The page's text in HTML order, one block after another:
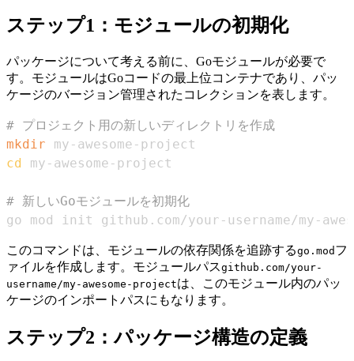
ステップ1：モジュールの初期化
パッケージについて考える前に、Goモジュールが必要で
す。モジュールはGoコードの最上位コンテナであり、パッ
ケージのバージョン管理されたコレクションを表します。
# プロジェクト用の新しいディレクトリを作成
mkdir
cd
# 新しいGoモジュールを初期化
go mod init github.com/your-username/my-
このコマンドは、モジュールの依存関係を追跡するgo.mod フ
ァイルを作成します。モジュールパスgithub.com/your-
username/my-awesome-projectは、このモジュール内のパッ
ケージのインポートパスにもなります。
ステップ2：パッケージ構造の定義